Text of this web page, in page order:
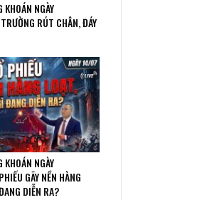
NGÀY
RÚT CHÂN, ĐÁY
NGÀY
GÃY NỀN HÀNG
DIỄN RA?